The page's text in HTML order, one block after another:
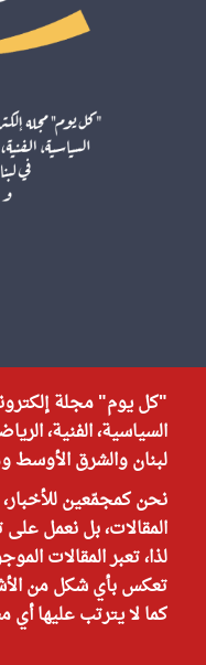
"كل يوم" مجلة
السياسية، الفنية،
لبنان والشرق الأوسط
نحن كمجمّعين
المقالات، بل نعمل
لذا، تعبر المقالات
تعكس بأي شكل من
كما لا يترتب عليها